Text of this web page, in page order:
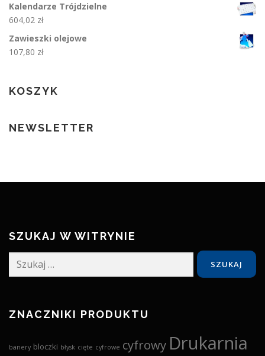
Kalendarze Trójdzielne
604,02 zł
Zawieszki olejowe
107,80 zł
KOSZYK
NEWSLETTER
SZUKAJ W WITRYNIE
Szukaj:
ZNACZNIKI PRODUKTU
banery bloczki błysk cięte cyfrowe cyfrowy Drukarnia